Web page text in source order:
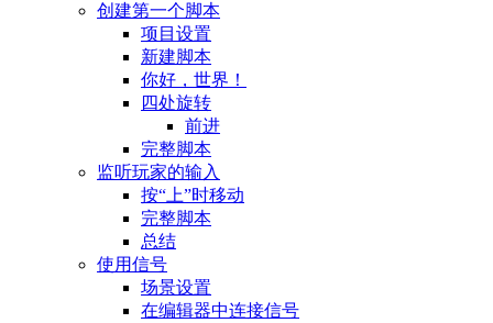
创建第一个脚本
项目设置
新建脚本
你好，世界！
四处旋转
前进
完整脚本
监听玩家的输入
按“上”时移动
完整脚本
总结
使用信号
场景设置
在编辑器中连接信号